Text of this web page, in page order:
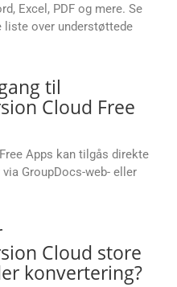
Excel, PDF og mere. Se
liste over understøttede
til
Cloud Free
Apps kan tilgås direkte
GroupDocs-web- eller
Cloud store
konvertering?